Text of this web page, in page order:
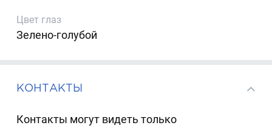
Цвет глаз
Зелено-голубой
КОНТАКТЫ
Контакты могут видеть только